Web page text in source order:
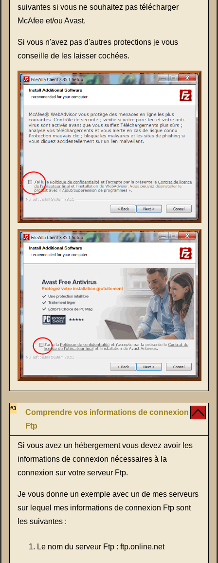
suivantes si vous ne souhaitez pas télécharger
McAfee et/ou Avast.
Si vous n'avez pas d'autres protections je vous
conseille de les laisser cochées.
#3
Comprendre vos informations de connexion
Ftp
Si vous avez un hébergement vous devez avoir les
informations de connexion nécessaires à la
connexion sur votre serveur Ftp.
Je vous donne un exemple avec un de mes serveurs
sur lequel mes informations de connexion Ftp sont
les suivantes :
Le nom du serveur Ftp : ftp.online.net